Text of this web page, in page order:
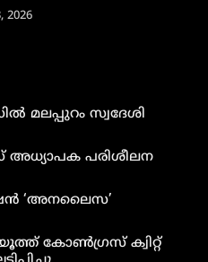
2026
മലപ്പുറം സ്വദേശി
അധ്യാപക പരിശീലന
‘അനലൈസ’
യൂത്ത് കോൺഗ്രസ് ക്വിറ്റ്